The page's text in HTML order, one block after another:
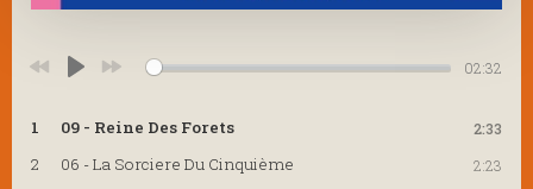
02:32
1 09 - Reine Des Forets 2:33
2 06 - La Sorciere Du Cinquième 2:23